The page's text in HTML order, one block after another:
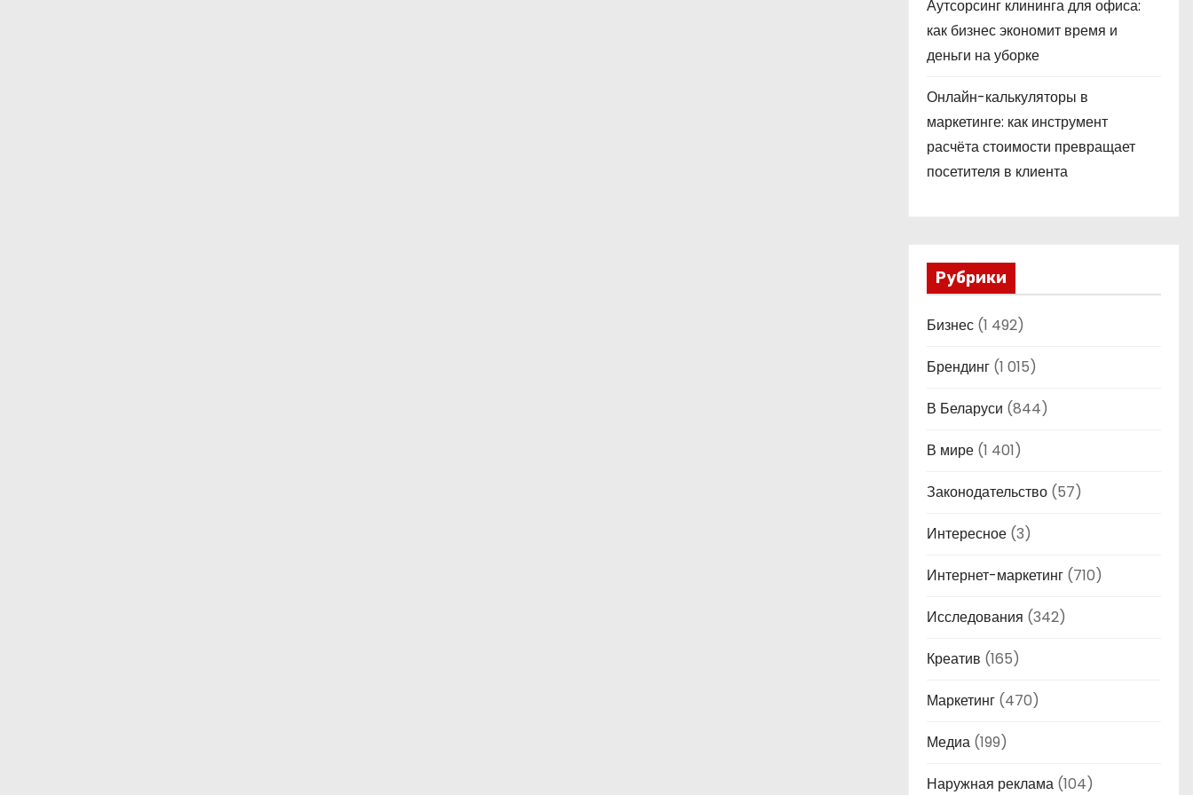
Аутсорсинг клининга для офиса:
как бизнес экономит время и
деньги на уборке
Онлайн-калькуляторы в
маркетинге: как инструмент
расчёта стоимости превращает
посетителя в клиента
Рубрики
Бизнес (1 492)
Брендинг (1 015)
В Беларуси (844)
В мире (1 401)
Законодательство (57)
Интересное (3)
Интернет-маркетинг (710)
Исследования (342)
Креатив (165)
Маркетинг (470)
Медиа (199)
Наружная реклама (104)